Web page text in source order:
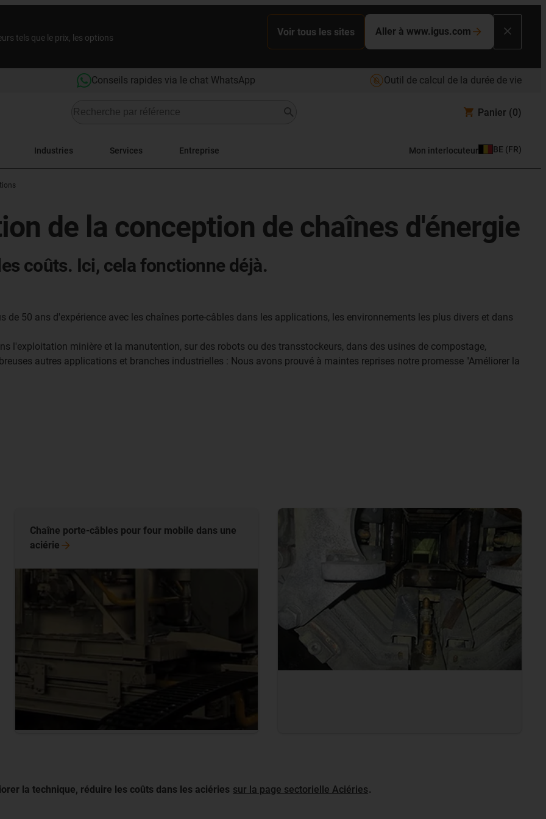
tels que le prix, les options
Voir tous les sites Aller à www.igus.com
Conseils rapides via le chat WhatsApp Outil de calcul de la durée de vie
Panier (0)
Industries Services Entreprise Mon interlocuteur BE (FR)
de la conception de chaînes d'énergie
coûts. Ici, cela fonctionne déjà.
50 ans d'expérience avec les chaînes porte-câbles dans les applications, les environnements les plus divers et dans
l'exploitation minière et la manutention, sur des robots ou des transstockeurs, dans des usines de compostage,
autres applications et branches industrielles : Nous avons prouvé à maintes reprises notre promesse "Améliorer la
Chaîne porte-câbles pour four mobile dans une
aciérie
la technique, réduire les coûts dans les aciéries sur la page sectorielle Aciéries.